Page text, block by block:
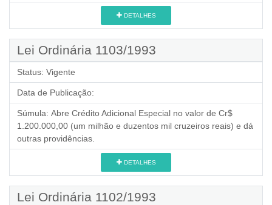
DETALHES
Lei Ordinária 1103/1993
Status: Vigente
Data de Publicação:
Súmula: Abre Crédito Adicional Especial no valor de Cr$
1.200.000,00 (um milhão e duzentos mil cruzeiros reais) e dá
outras providências.
DETALHES
Lei Ordinária 1102/1993